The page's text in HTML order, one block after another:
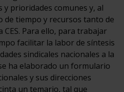
prioridades comunes y, al
de tiempo y recursos tanto de
CES. Para ello, para trabajar
facilitar la labor de síntesis
sindicales nacionales a la
ha elaborado un formulario
y sus direcciones
un temario, tal que